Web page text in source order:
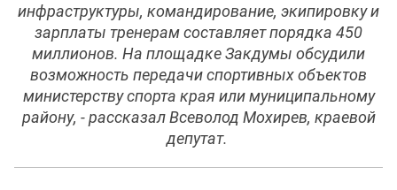
инфраструктуры, командирование, экипировку и
зарплаты тренерам составляет порядка 450
миллионов. На площадке Закдумы обсудили
возможность передачи спортивных объектов
министерству спорта края или муниципальному
району, - рассказал Всеволод Мохирев, краевой
депутат.